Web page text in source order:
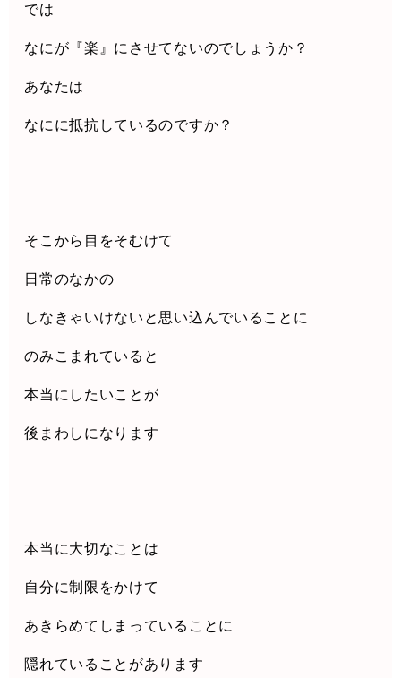
では
なにが『楽』にさせてないのでしょうか？
あなたは
なにに抵抗しているのですか？
そこから目をそむけて
日常のなかの
しなきゃいけないと思い込んでいることに
のみこまれていると
本当にしたいことが
後まわしになります
本当に大切なことは
自分に制限をかけて
あきらめてしまっていることに
隠れていることがあります